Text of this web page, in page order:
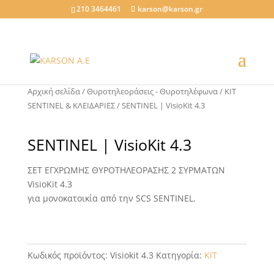
210 3464461 karson@karson.gr
Αρχική σελίδα/Θυροτηλεοράσεις - Θυροτηλέφωνα/ KIT
SENTINEL & ΚΛΕΙΔΑΡΙΕΣ/ SENTINEL | VisioKit 4.3
SENTINEL | VisioKit 4.3
ΣΕΤ ΕΓΧΡΩΜΗΣ ΘΥΡΟΤΗΛΕΟΡΑΣΗΣ 2 ΣΥΡΜΑΤΩΝ
VisioKit 4.3
για μονοκατοικία από την SCS SENTINEL.
Κωδικός προϊόντος: Visiokit 4.3 Κατηγορία: KIT